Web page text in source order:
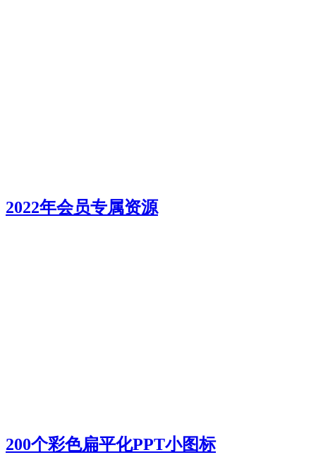
2022年会员专属资源
200个彩色扁平化PPT小图标